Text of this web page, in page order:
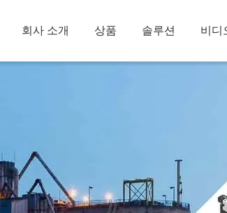
회사 소개 상품 솔루션 비디